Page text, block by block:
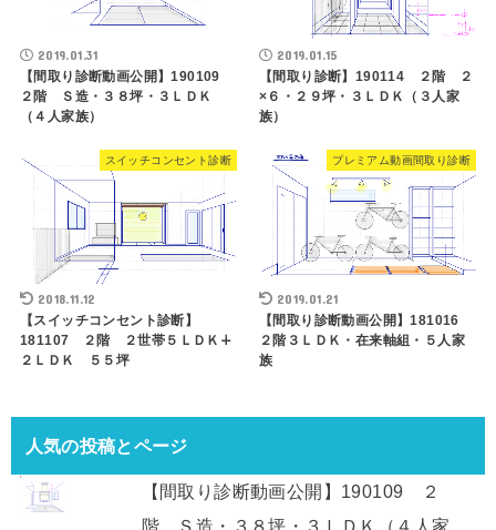
【間取り診断動画公開】190109
（４人家族）
【間取り診断】190114 ２階 ２
×６・２９坪・３ＬＤＫ（３人家
族）
スイッチコンセント診断
2018.11.12
【スイッチコンセント診断】
181107 ２階 ２世帯５ＬＤＫ∔
２ＬＤＫ ５５坪
プレミアム動画間取り診断
2019.01.21
【間取り診断動画公開】181016
２階３ＬＤＫ・在来軸組・５人家
族
族）